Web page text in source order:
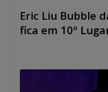
Eric Liu Bubble
fica em 10º